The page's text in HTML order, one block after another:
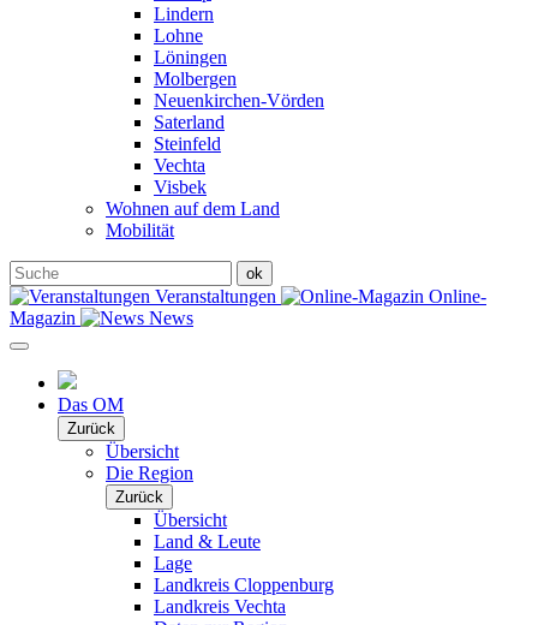
Lindern
Lohne
Löningen
Molbergen
Neuenkirchen-Vörden
Saterland
Steinfeld
Vechta
Visbek
Wohnen auf dem Land
Mobilität
Veranstaltungen
Online-
Magazin
News
Das OM
Zurück
Übersicht
Die Region
Zurück
Übersicht
Land & Leute
Lage
Landkreis Cloppenburg
Landkreis Vechta